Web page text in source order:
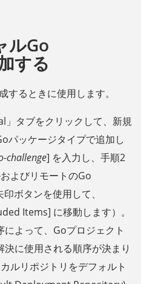
ルGo
する
るときに使用します。
」タブをクリックして、新規
パッケージタイプで追加し
challenge] を入力し、手順2
よびリモートのGo
ボタンを使用して、
Items] に移動します）。
よって、Goプロジェクト
に使用される順序が決まり
ルリポジトリをデフォルト